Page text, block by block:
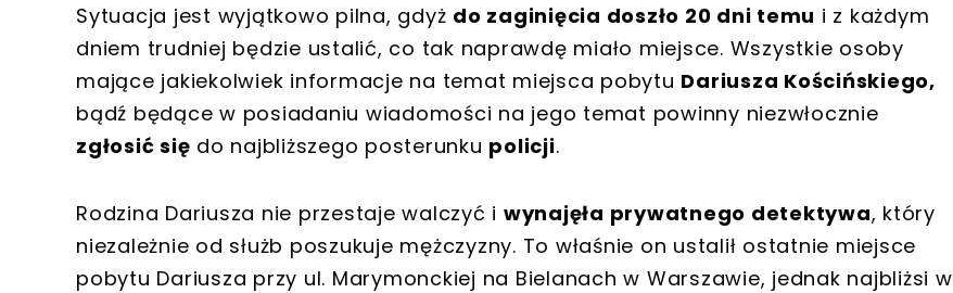
Sytuacja jest wyjątkowo pilna, gdyż do zaginięcia doszło 20 dni temu i z każdym
dniem trudniej będzie ustalić, co tak naprawdę miało miejsce. Wszystkie osoby
mające jakiekolwiek informacje na temat miejsca pobytu Dariusza Kościńskiego,
bądź będące w posiadaniu wiadomości na jego temat powinny niezwłocznie
zgłosić się do najbliższego posterunku policji.
Rodzina Dariusza nie przestaje walczyć i wynajęła prywatnego detektywa, który
niezależnie od służb poszukuje mężczyzny. To właśnie on ustalił ostatnie miejsce
pobytu Dariusza przy ul. Marymonckiej na Bielanach w Warszawie, jednak najbliżsi w